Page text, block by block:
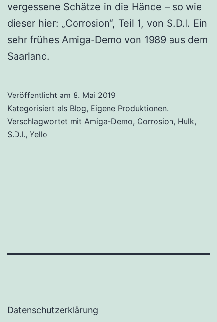
vergessene Schätze in die Hände – so wie
dieser hier: „Corrosion“, Teil 1, von S.D.I. Ein
sehr frühes Amiga-Demo von 1989 aus dem
Saarland.
Veröffentlicht am 8. Mai 2019
Kategorisiert als Blog, Eigene Produktionen.
Verschlagwortet mit Amiga-Demo, Corrosion, Hulk,
S.D.I., Yello
Datenschutzerklärung